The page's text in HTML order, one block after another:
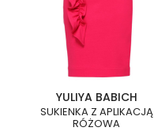
YULIYA BABICH
SUKIENKA Z APLIKACJĄ
RÓŻOWA